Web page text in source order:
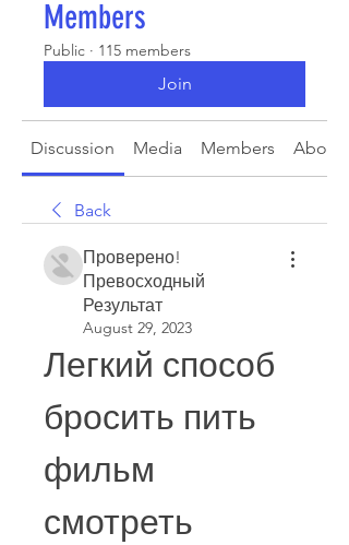
Members
Public · 115 members
Join
Discussion Media Members About
Back
Проверено!
Превосходный
Результат
August 29, 2023
Легкий способ
бросить пить
фильм
смотреть